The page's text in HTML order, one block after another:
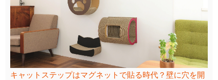
キャットステップはマグネットで貼る時代？壁に穴を開